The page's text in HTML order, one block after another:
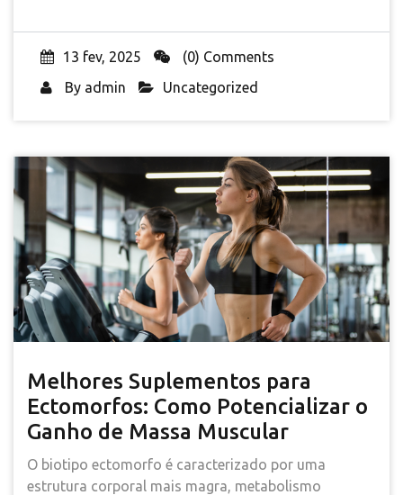
13 fev, 2025
(0) Comments
By admin Uncategorized
Melhores Suplementos para
Ectomorfos: Como Potencializar o
Ganho de Massa Muscular
O biotipo ectomorfo é caracterizado por uma
estrutura corporal mais magra, metabolismo